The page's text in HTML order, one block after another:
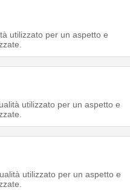
utilizzato per un aspetto e
utilizzato per un aspetto e
utilizzato per un aspetto e